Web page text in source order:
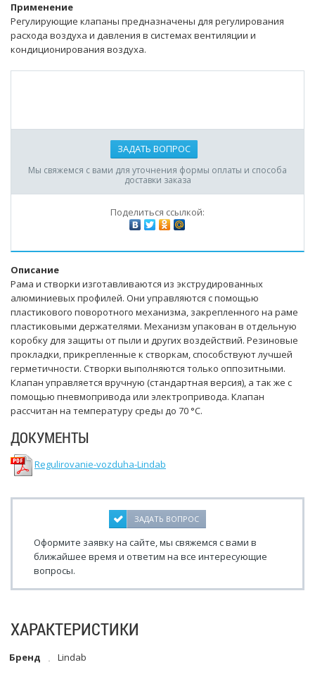
Применение
Регулирующие клапаны предназначены для регулирования
расхода воздуха и давления в системах вентиляции и
кондиционирования воздуха.
ЗАДАТЬ ВОПРОС
Мы свяжемся с вами для уточнения формы оплаты и способа
доставки заказа
Поделиться ссылкой:
Описание
Рама и створки изготавливаются из экструдированных
алюминиевых профилей. Они управляются с помощью
пластикового поворотного механизма, закрепленного на раме
пластиковыми держателями. Механизм упакован в отдельную
коробку для защиты от пыли и других воздействий. Резиновые
прокладки, прикрепленные к створкам, способствуют лучшей
герметичности. Створки выполняются только оппозитными.
Клапан управляется вручную (стандартная версия), а так же с
помощью пневмопривода или электропривода. Клапан
рассчитан на температуру среды до 70 °C.
ДОКУМЕНТЫ
Regulirovanie-vozduha-Lindab
ЗАДАТЬ ВОПРОС
Оформите заявку на сайте, мы свяжемся с вами в
ближайшее время и ответим на все интересующие
вопросы.
ХАРАКТЕРИСТИКИ
Бренд Lindab